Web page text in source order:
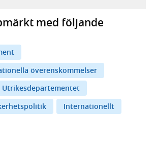
med följande
överenskommelser
Utrikesdepartementet
Internationellt